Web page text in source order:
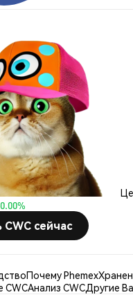
CWC сейчас
Почему Phemex
CWCАнализ CWCДругие